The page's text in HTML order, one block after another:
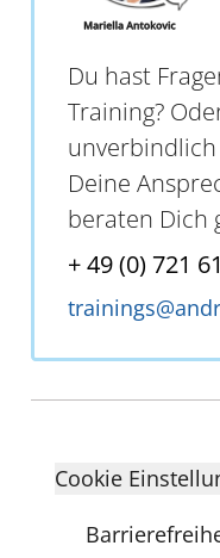
Du hast
Training?
Deine
beraten Dich
+ 49 (0) 721
Cookie